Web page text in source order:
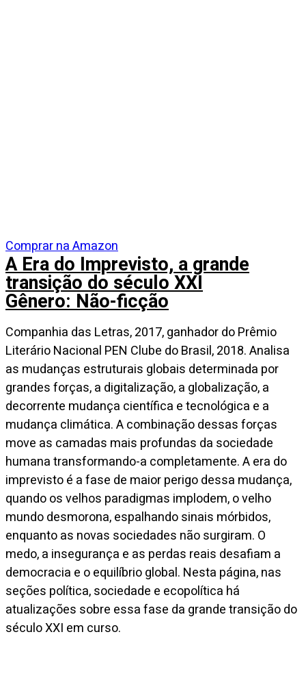
Comprar na Amazon
A Era do Imprevisto, a grande
transição do século XXI
Gênero: Não-ficção
Companhia das Letras, 2017, ganhador do Prêmio
Literário Nacional PEN Clube do Brasil, 2018. Analisa
as mudanças estruturais globais determinada por
grandes forças, a digitalização, a globalização, a
decorrente mudança científica e tecnológica e a
mudança climática. A combinação dessas forças
move as camadas mais profundas da sociedade
humana transformando-a completamente. A era do
imprevisto é a fase de maior perigo dessa mudança,
quando os velhos paradigmas implodem, o velho
mundo desmorona, espalhando sinais mórbidos,
enquanto as novas sociedades não surgiram. O
medo, a insegurança e as perdas reais desafiam a
democracia e o equilíbrio global. Nesta página, nas
seções política, sociedade e ecopolítica há
atualizações sobre essa fase da grande transição do
século XXI em curso.